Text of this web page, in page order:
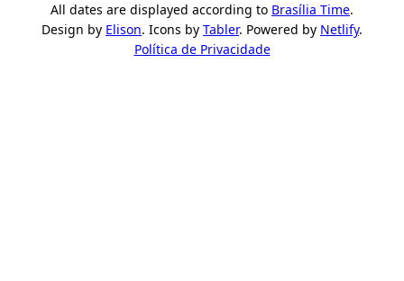
All dates are displayed according to Brasília Time.
Design by Elison. Icons by Tabler. Powered by Netlify.
Política de Privacidade